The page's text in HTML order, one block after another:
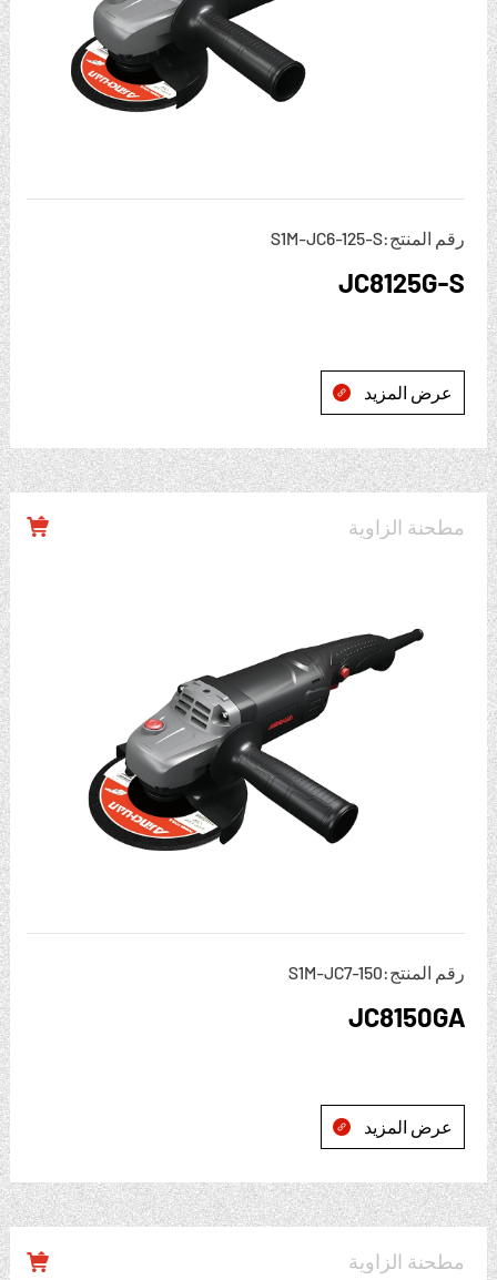
رقم المنتج:S1M-JC6-125-S
JC8125G-S
عرض المزيد 
مطحنة الزاوية 
رقم المنتج:S1M-JC7-150
JC8150GA
عرض المزيد 
مطحنة الزاوية 